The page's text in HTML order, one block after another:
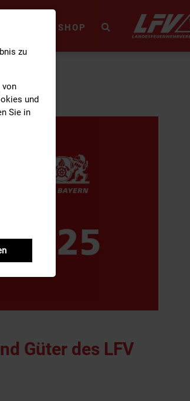
SHOP
Güter des LFV
zu
von
und
Sie in